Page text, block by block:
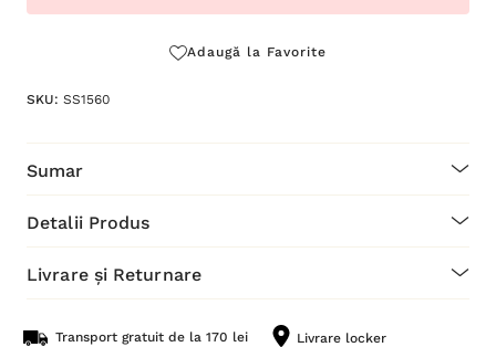
Stocul
Adaugă la Favorite
SKU: SS1560
Sumar
Detalii Produs
Livrare și Returnare
Transport gratuit de la 170 lei Livrare locker